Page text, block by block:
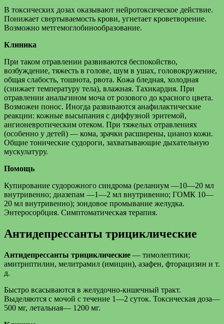
В токсических дозах оказывают нейротоксическое действие.
Понижает свертываемость крови, угнетает кроветворение.
Возможно метгемоглобинообразование.
Клиника
При таком отравлении развиваются беспокойство,
возбуждение, тяжесть в голове, шум в ушах, головокружение,
общая слабость, тошнота, рвота. Кожа бледная, холодная
(снижает температуру тела), влажная. Тахикардия. При
отравлении анальгином моча от розового до красного цвета.
Возможен понос. Иногда развиваются анафилактические
реакции: кожные высыпания с диффузной эритемой,
ангионевротическим отеком. При тяжелых отравлениях
(особенно у детей) — кома, зрачки расширены, цианоз кожи.
Общие тонические судороги, захватывающие дыхательную
мускулатуру.
Помощь
Купирование судорожного синдрома (реланиум —10—20 мл
внутривенно; диазепам —1—2 мл внутривенно; ГОМК 10—
20 мл внутривенно); зондовое промывание желудка.
Энтеросорбция. Симптоматическая терапия.
Антидепрессанты трициклические
Антидепрессанты трициклические — тимолептики;
амитриптилин, мелитрамил (имицин), азафен, фторацизин и т.
д.
Быстро всасываются в желудочно-кишечный тракт.
Выделяются с мочой с течение 1—2 суток. Токсическая доза—
500 мг, летальная— 1200 мг.